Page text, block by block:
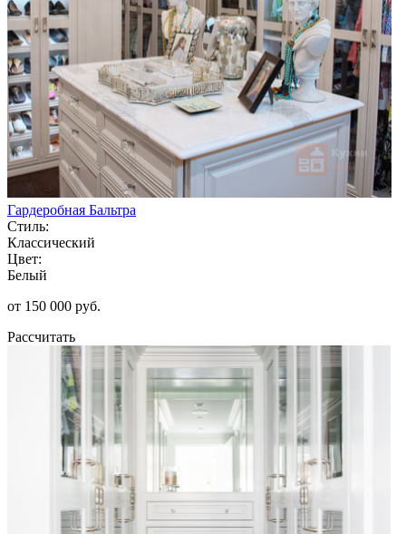
Гардеробная Бальтра
Стиль:
Классический
Цвет:
Белый
от 150 000 руб.
Рассчитать